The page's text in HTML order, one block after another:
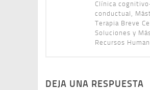
Clínica
conductual,
Terapia Breve
Soluciones y
Recursos
DEJA UNA RESPUESTA